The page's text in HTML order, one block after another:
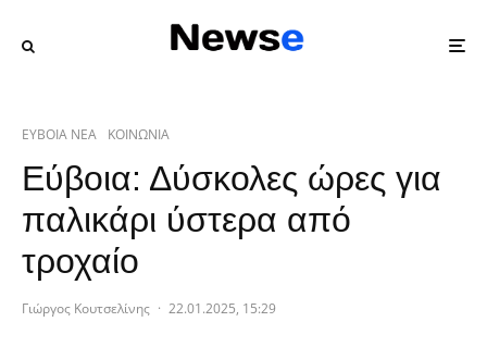
ΕΥΒΟΙΑ ΝΕΑ ΚΟΙΝΩΝΙΑ
Εύβοια: Δύσκολες ώρες για
παλικάρι ύστερα από
τροχαίο
Γιώργος Κουτσελίνης · 22.01.2025, 15:29